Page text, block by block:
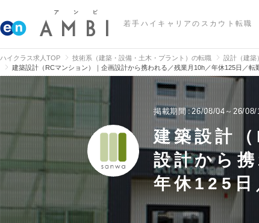
若手ハイキャリアのスカウト転職
ハイクラス求人TOP 技術系（建築・設備・土木・プラント）の転職
設計（建築
建築設計（RCマンション）｜企画設計から携われる／残業月10h／年休125日／転
掲載期間 26/08/04～26/08/
建築設計
設計から
年休125日